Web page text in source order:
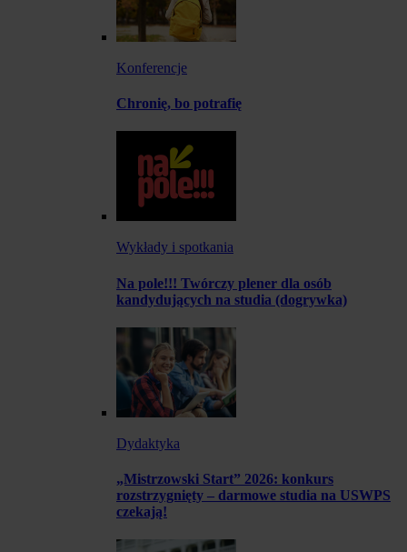
Konferencje
Chronię, bo potrafię
Wykłady i spotkania
Na pole!!! Twórczy plener dla osób
kandydujących na studia (dogrywka)
Dydaktyka
„Mistrzowski Start” 2026: konkurs
rozstrzygnięty – darmowe studia na USWPS
czekają!